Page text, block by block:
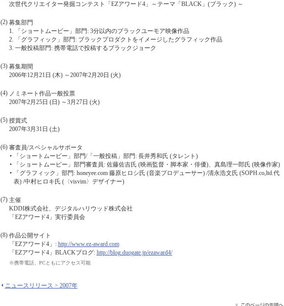
次世代クリエイター発掘コンテスト「EZアワード4」～テーマ「BLACK」(ブラック) ～
(2) 募集部門
1. 「ショートムービー」部門: 3分以内のブラックユーモア映像作品
2. 「グラフィック」部門: ブラックプロダクトをイメージしたグラフィック作品
3. 一般投稿部門: 携帯電話で投稿するブラックジョーク
(3) 募集期間
2006年12月21日 (木) ～2007年2月20日 (火)
(4) ノミネート作品一般投票
2007年2月25日 (日) ～3月27日 (火)
(5) 授賞式
2007年3月31日 (土)
(6) 審査員/スペシャルサポータ
「ショートムービー」部門/「一般投稿」部門: 長井秀和氏 (タレント)
「ショートムービー」部門審査員: 佐藤佐吉氏 (映画監督・脚本家・俳優)、真島理一郎氏 (映像作家)
「グラフィック」部門: honeyee.com 藤原ヒロシ氏 (音楽プロデューサー) /清永浩文氏 (SOPH.co,ltd.代
表) /中村ヒロキ氏 (〈visvim〉デザイナー)
(7) 主催
KDDI株式会社、デジタルハリウッド株式会社
「EZアワード4」実行委員会
(8) 作品公開サイト
「EZアワード4」: http://www.ez-award.com
「EZアワード4」BLACKブログ: http://blog.duogate.jp/ezaward4/
※携帯電話、PCともにアクセス可能
ニュースリリース > 2007年